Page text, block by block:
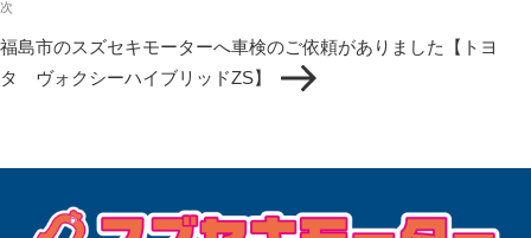
シ
ョ
ン
次
投
稿
次
福島市のスズセキモーターへ車検のご依頼がありました【トヨ
タ ヴォクシーハイブリッドZS】